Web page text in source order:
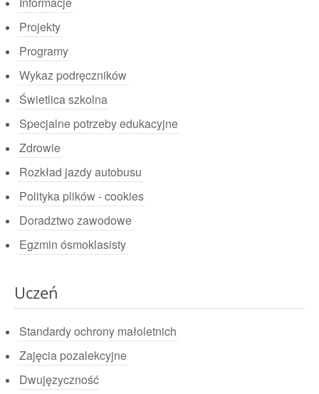
Projekty
Programy
Wykaz podręczników
Świetlica szkolna
Specjalne potrzeby edukacyjne
Zdrowie
Rozkład jazdy autobusu
Polityka plików - cookies
Doradztwo zawodowe
Egzmin ósmoklasisty
Uczeń
Standardy ochrony małoletnich
Zajęcia pozalekcyjne
Dwujęzyczność